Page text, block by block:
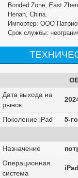
Bonded Zone, East
Henan, China.
Импортер: ООО
Срок службы:
Дата выхода на
рынок
Поколение iPad
5-
Назначение
Операционная
система